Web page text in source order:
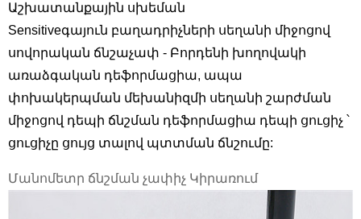
Աշխատանքային սխեման
Sensitiveգայուն բաղադրիչների սեղանի միջոցով
սովորական ճնշաչափ - Բորդենի խողովակի
առաձգական դեֆորմացիա, ապա
փոխակերպման մեխանիզմի սեղանի շարժման
միջոցով դեպի ճնշման դեֆորմացիա դեպի ցուցիչ ՝
ցուցիչը ցույց տալով պտտման ճնշումը:
Մանոմետր ճնշման չափիչ Կիրառում